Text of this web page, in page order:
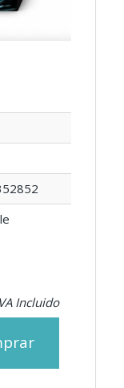
Incluido